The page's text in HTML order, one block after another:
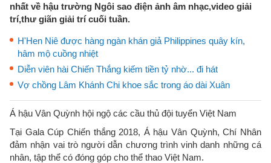
nhất về hậu trường Ngôi sao điện ảnh âm nhạc,video giải
trí,thư giãn giải trí cuối tuần.
H'Hen Niê được hàng ngàn khán giả Philippines quây kín,
hâm mộ cuồng nhiệt
Diễn viên hài Chiến Thắng kiếm tiền tỷ nhờ... đi hát
Vợ chồng Lâm Khánh Chi khoe sắc trong áo dài Xuân
Á hậu Vân Quỳnh hội ngộ các cầu thủ đội tuyển Việt Nam
Tại Gala Cúp Chiến thắng 2018, Á hậu Vân Quỳnh, Chí Nhân
đảm nhận vai trò người dẫn chương trình vinh danh những cá
nhân, tập thể có đóng góp cho thể thao Việt Nam.